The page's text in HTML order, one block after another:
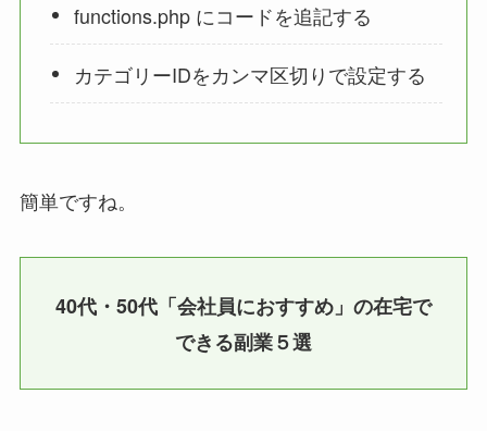
functions.php にコードを追記する
カテゴリーIDをカンマ区切りで設定する
簡単ですね。
40代・50代「会社員におすすめ」の在宅で
できる副業５選